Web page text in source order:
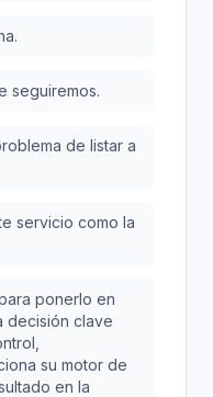
seguiremos.
de listar a
servicio como la
ponerlo en
decisión clave
su motor de
en la